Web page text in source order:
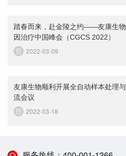
踏春而来，赴金陵之约——友康生
因治疗中国峰会（CGCS 2022）
2022-03-09
友康生物顺利开展全自动样本处理
流会议
2022-03-18